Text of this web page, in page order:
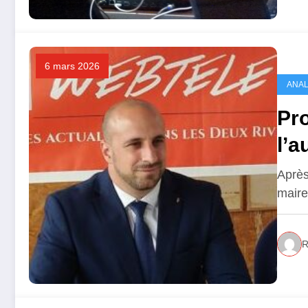
6 mars 2026